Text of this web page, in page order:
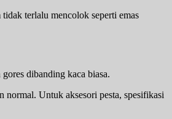
terlalu mencolok seperti emas
dibanding kaca biasa.
Untuk aksesori pesta, spesifikasi